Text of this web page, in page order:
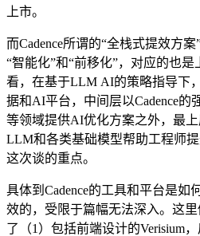
上市。
而Cadence所谓的“全栈式提效方
“智能化”和“前移化”，对应的也
看，在基于LLM AI的策略指导下
据和AI平台，中间层以Cadence的
等领域提供AI优化方案之外，最上
LLM和各类基础模型帮助工程师
这次谈的重点。
具体到Cadence的工具和平台是如
效的，受限于篇幅无法深入。这
了（1）包括前端设计的Verisium